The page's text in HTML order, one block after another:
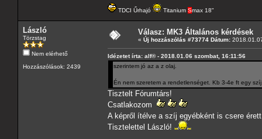
TDCI Űrhajó Titanium Smax 18"
László
Törzstag
Nem elérhető
Hozzászólások: 2439
Válasz: MK3 Általános kérdések
« Új hozzászólás #73774 Dátum:
Idézetet írta: alf® - 2018.01.06 szombat, 16:11:56
szerintem jó az a z olaj.
Én nem szeretem a rendetlenséget. Kb 3-4e ft egy
Tisztelt Fórumtárs!
Csatlakozom
A képről ítélve a szíj egyébként is csere
Tisztelettel László!